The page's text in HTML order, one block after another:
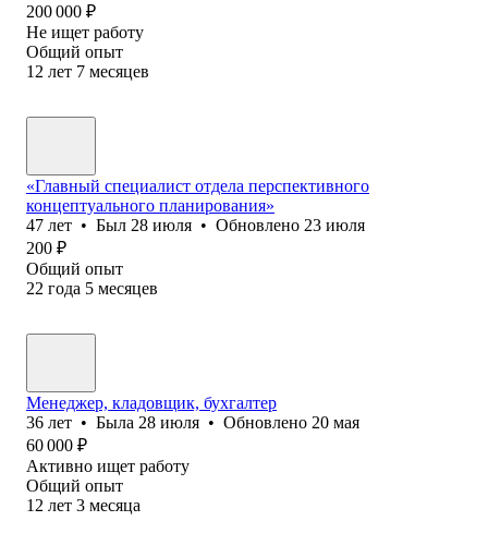
200 000 ₽
Не ищет работу
Общий опыт
12 лет 7 месяцев
«Главный специалист отдела перспективного
концептуального планирования»
47 лет • Был 28 июля • Обновлено 23 июля
200 ₽
Общий опыт
22 года 5 месяцев
Менеджер, кладовщик, бухгалтер
36 лет • Была 28 июля • Обновлено 20 мая
60 000 ₽
Активно ищет работу
Общий опыт
12 лет 3 месяца